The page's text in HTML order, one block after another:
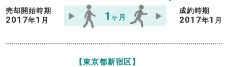
売却開始時期
2017年1 月 1 ヶ月
成約時期
2017年1 月
【東京都新宿区】